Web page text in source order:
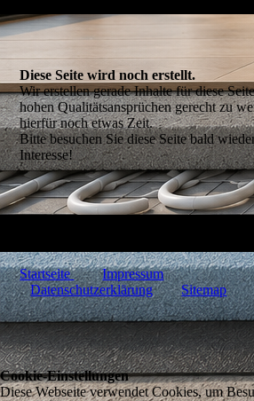
Diese Seite wird noch erstellt.
Wir erstellen gerade Inhalte für diese
hohen Qualitätsansprüchen gerecht zu
hierfür noch etwas Zeit.
Bitte besuchen Sie diese Seite bald
Interesse!
Startseite
Impressum
Datenschutzerklärung
Sitemap
Cookie-Einstellungen
Diese Webseite verwendet Cookies, um